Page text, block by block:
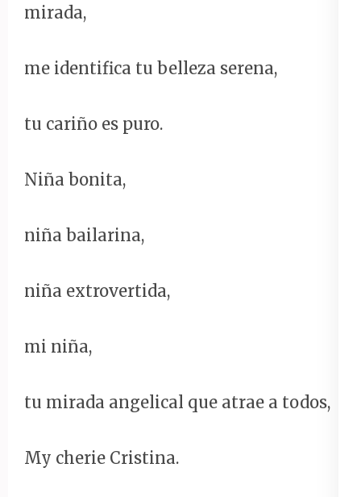
mirada,
me identifica tu belleza serena,
tu cariño es puro.
Niña bonita,
niña bailarina,
niña extrovertida,
mi niña,
tu mirada angelical que atrae a todos,
My cherie Cristina.